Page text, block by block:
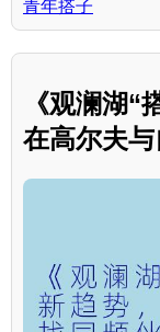
青年搭子
《观澜湖“
在高尔夫与